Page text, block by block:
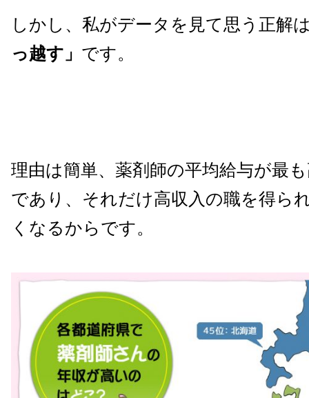
しかし、私がデータを見て思う正解
っ越す」 です。
理由は簡単、薬剤師の平均給与が最
であり、それだけ高収入の職を得ら
くなるからです。